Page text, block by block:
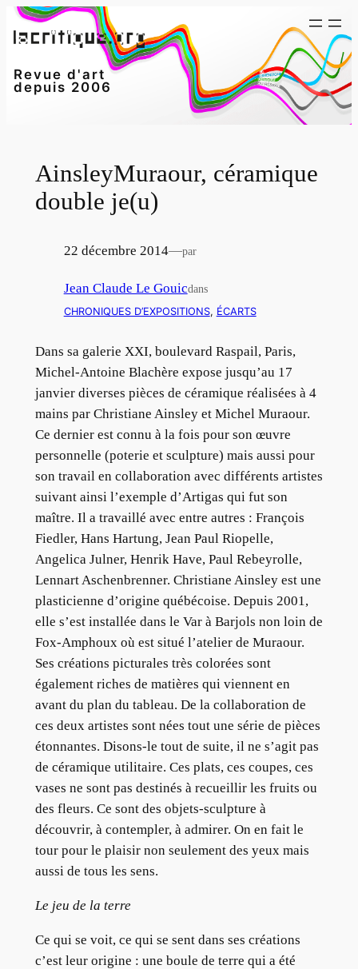
Aller
au
Revue d'art
depuis 2006
AinsleyMuraour, céramique
double je(u)
22 décembre 2014—par
Jean Claude Le Gouicdans
CHRONIQUES D’EXPOSITIONS, ÉCARTS
Dans sa galerie XXI, boulevard Raspail, Paris,
Michel-Antoine Blachère expose jusqu’au 17
janvier diverses pièces de céramique réalisées à 4
mains par Christiane Ainsley et Michel Muraour.
Ce dernier est connu à la fois pour son œuvre
personnelle (poterie et sculpture) mais aussi pour
son travail en collaboration avec différents artistes
suivant ainsi l’exemple d’Artigas qui fut son
maître. Il a travaillé avec entre autres : François
Fiedler, Hans Hartung, Jean Paul Riopelle,
Angelica Julner, Henrik Have, Paul Rebeyrolle,
Lennart Aschenbrenner. Christiane Ainsley est une
plasticienne d’origine québécoise. Depuis 2001,
elle s’est installée dans le Var à Barjols non loin de
Fox-Amphoux où est situé l’atelier de Muraour.
Ses créations picturales très colorées sont
également riches de matières qui viennent en
avant du plan du tableau. De la collaboration de
ces deux artistes sont nées tout une série de pièces
étonnantes. Disons-le tout de suite, il ne s’agit pas
de céramique utilitaire. Ces plats, ces coupes, ces
vases ne sont pas destinés à recueillir les fruits ou
des fleurs. Ce sont des objets-sculpture à
découvrir, à contempler, à admirer. On en fait le
tour pour le plaisir non seulement des yeux mais
aussi de tous les sens.
Le jeu de la terre
Ce qui se voit, ce qui se sent dans ses créations
c’est leur origine : une boule de terre qui a été